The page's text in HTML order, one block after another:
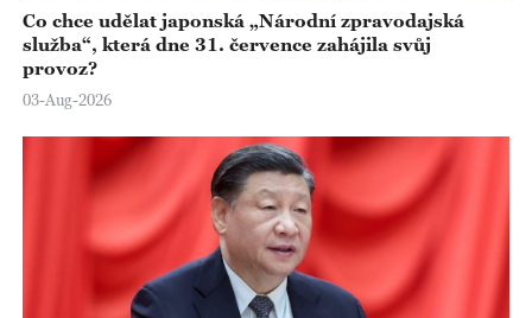
Co chce udělat japonská „Národní zpravodajská
služba“, která dne 31. července zahájila svůj
provoz?
03-Aug-2026